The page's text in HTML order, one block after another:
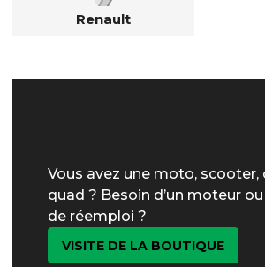
Renault
Vous avez une moto, scooter,
quad ? Besoin d’un moteur ou
de réemploi ?
VISITE DE LA BOUTIQUE